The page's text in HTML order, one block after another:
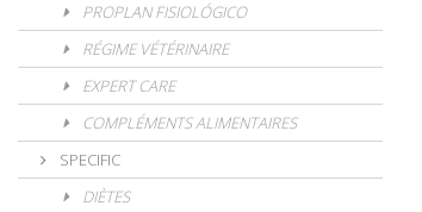
PROPLAN FISIOLÓGICO
RÉGIME VÉTÉRINAIRE
EXPERT CARE
COMPLÉMENTS ALIMENTAIRES
SPECIFIC
DIÈTES